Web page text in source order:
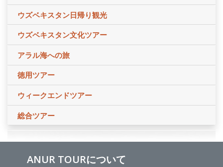
ウズベキスタン日帰り観光
ウズベキスタン文化ツアー
アラル海への旅
徳用ツアー
ウィークエンドツアー
総合ツアー
ANUR TOURについて